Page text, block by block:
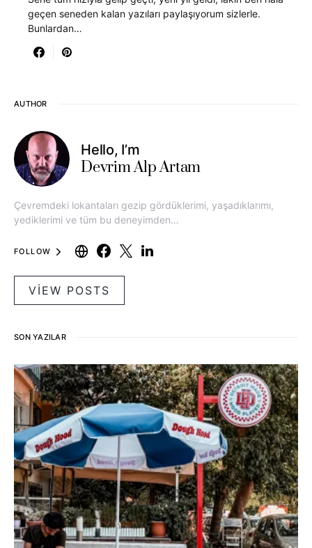
geçen seneden kalan yazıları paylaşıyorum sizlerle.
Bunlardan…
AUTHOR
Hello, I’m
Devrim Alp Artam
Çevremdeki lokantaları gezip gördüklerimi, yaşadıklarımı,
yediklerimi ve tüm bu deneyimden…
FOLLOW
VIEW POSTS
SON YAZILAR